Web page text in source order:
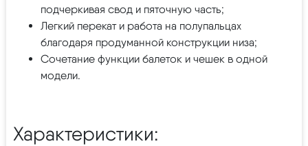
подчеркивая свод и пяточную часть;
Легкий перекат и работа на полупальцах
благодаря продуманной конструкции низа;
Сочетание функции балеток и чешек в одной
модели.
Характеристики: